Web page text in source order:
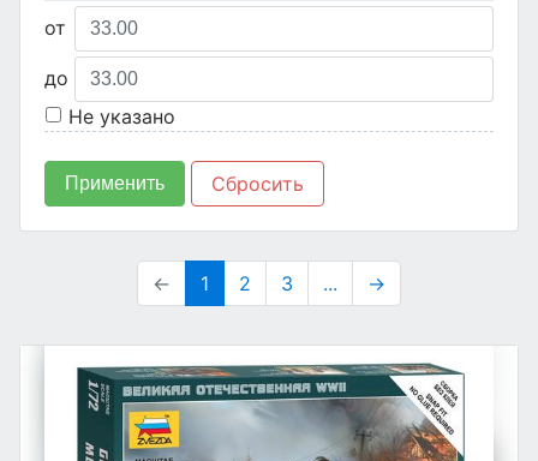
от
до
Не указано
Применить Сбросить
← 1 2 3 ... →